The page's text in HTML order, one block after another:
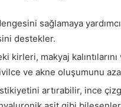
sağlamaya
destekler.
makyaj kalıntılarını
ve akne oluşumunu
artırabilir, ince çizgi